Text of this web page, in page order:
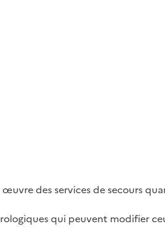
des services de secours
qui peuvent modifier